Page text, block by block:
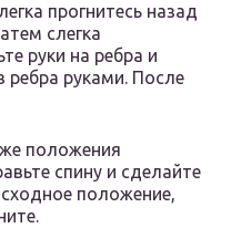
прогнитесь назад
слегка
руки на ребра и
ребра руками. После
положения
спину и сделайте
положение,